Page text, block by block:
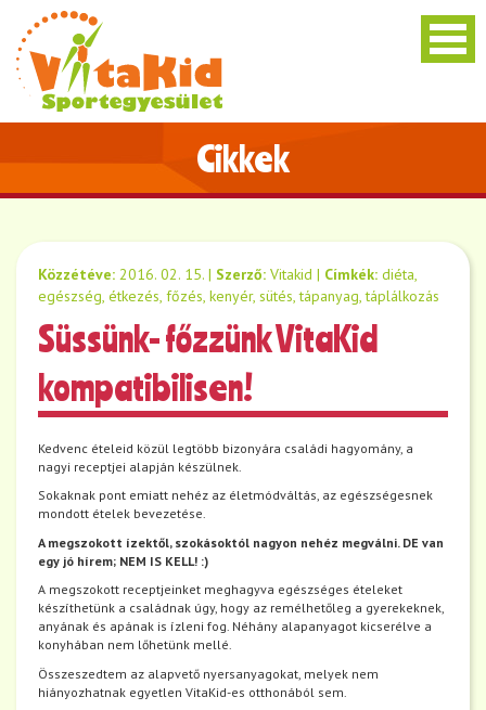
Cikkek
Közzétéve: 2016. 02. 15. | Szerző: Vitakid | Címkék: diéta,
egészség, étkezés, főzés, kenyér, sütés,tápanyag,táplálkozás
Süssünk- főzzünk VitaKid
kompatibilisen!
Kedvenc ételeid közül legtöbb bizonyára családi hagyomány, a
nagyi receptjei alapján készülnek.
Sokaknak pont emiatt nehéz az életmódváltás, az egészségesnek
mondott ételek bevezetése.
A megszokott ízektől, szokásoktól nagyon nehéz megválni. DE van
egy jó hírem; NEM IS KELL! :)
A megszokott receptjeinket meghagyva egészséges ételeket
készíthetünk a családnak úgy, hogy az remélhetőleg a gyerekeknek,
anyának és apának is ízleni fog. Néhány alapanyagot kicserélve a
konyhában nem lőhetünk mellé.
Összeszedtem az alapvető nyersanyagokat, melyek nem
hiányozhatnak egyetlen VitaKid-es otthonából sem.